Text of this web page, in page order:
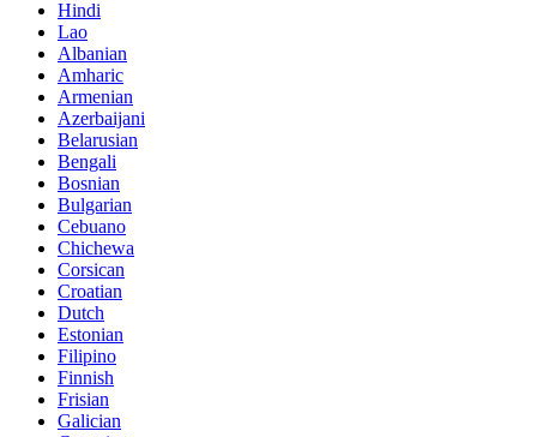
Hindi
Lao
Albanian
Amharic
Armenian
Azerbaijani
Belarusian
Bengali
Bosnian
Bulgarian
Cebuano
Chichewa
Corsican
Croatian
Dutch
Estonian
Filipino
Finnish
Frisian
Galician